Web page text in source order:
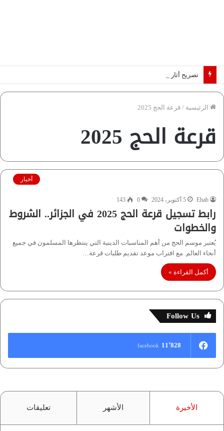
الرئيسية / قرعة الحج 2025
قرعة الحج 2025
أخبار
Ehab 5 أكتوبر، 2024 0
143
رابط تسجيل قرعة الحج 2025 في الجزائر.. الشروط
والخطوات
يُعتبر موسم الحج من أهم المناسبات الدينية التي ينتظرها المسلمون في جميع
أنحاء العالم. مع اقتراب موعد تقديم طلبات قرعة…
أكمل القراءة »
Follow Us
11٬828 facebook
الأخيرة الأشهر تعليقات